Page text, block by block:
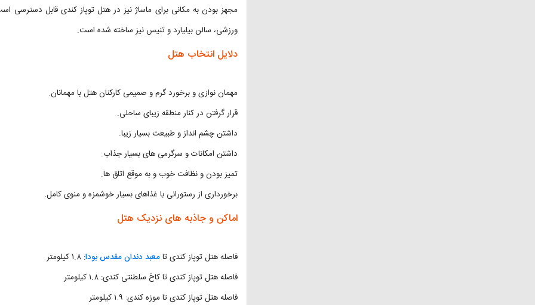
مجهز بودن به مکانی برای ماساژ نیز در هتل توپاز کندی قابل دسترسی
ورزشی، سالن بیلیارد و تنیس نیز ساخته شده است.
دلایل انتخاب هتل
مهمان نوازی و برخورد گرم و صمیمی کارکنان هتل با مهمانان.
قرار گرفتن در کنار منطقه زیبای ساحلی.
داشتن چشم انداز و طبیعت بسیار زیبا.
داشتن امکانات و سرگرمی های بسیار جذاب.
تمیز بودن و نظافت خوب و به موقع اتاق ها.
برخورداری از رستورانی با غذاهای بسیار خوشمزه و منوی کامل.
اماکن و جاذبه های نزدیک هتل
فاصله هتل توپاز کندی تامعبد دندان مقدس بودا: ۱.۸ کیلومتر
فاصله هتل توپاز کندی تا کاخ سلطنتی کندی: ۱.۸ کیلومتر
فاصله هتل توپاز کندی تا موزه کندی: ۱.۹ کیلومتر